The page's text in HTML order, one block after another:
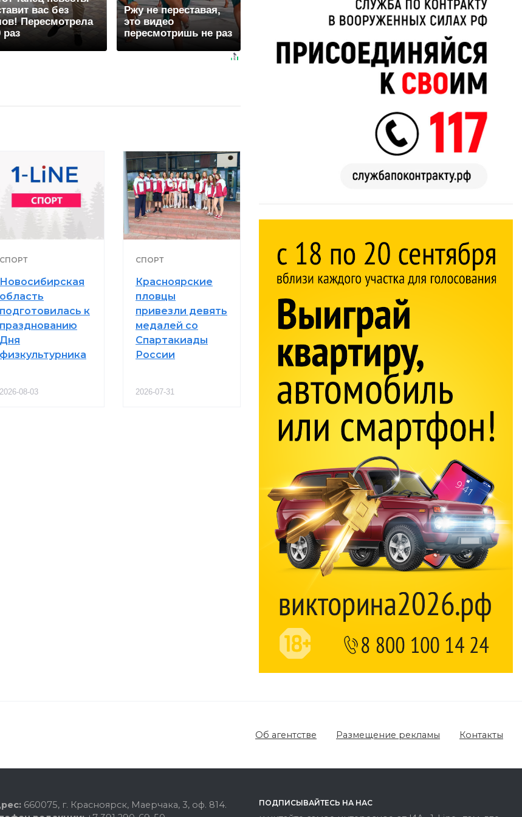
вас без
Пересмотрела
раз
Ржу не переставая,
это видео
пересмотришь не раз
СПОРТ
Новосибирская
область
подготовилась к
празднованию
Дня
физкультурника
2026-08-03
СПОРТ
Красноярские
пловцы
привезли девять
медалей со
Спартакиады
России
2026-07-31
Об агентстве Размещение рекламы Контакты
660075, г. Красноярск, Маерчака, 3, оф. 814.
ПОДПИСЫВАЙТЕСЬ НА НАС